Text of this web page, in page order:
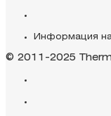
Информация
© 2011-2025